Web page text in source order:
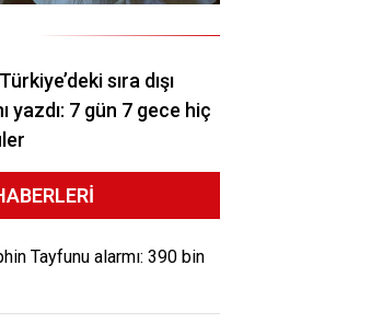
sıra dışı
yazdı: 7 gün 7 gece hiç
Tayfunu alarmı: 390 bin